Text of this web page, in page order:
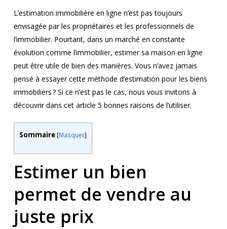
L’estimation immobilière en ligne n’est pas toujours
envisagée par les propriétaires et les professionnels de
l’immobilier. Pourtant, dans un marché en constante
évolution comme l’immobilier, estimer sa maison en ligne
peut être utile de bien des manières. Vous n’avez jamais
pensé à essayer cette méthode d’estimation pour les biens
immobiliers ? Si ce n’est pas le cas, nous vous invitons à
découvrir dans cet article 5 bonnes raisons de l’utiliser.
Sommaire [Masquer]
Estimer un bien
permet de vendre au
juste prix